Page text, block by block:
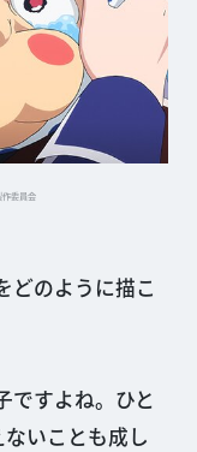
作委員会
のように描こ
すよね。ひと
いことも成し